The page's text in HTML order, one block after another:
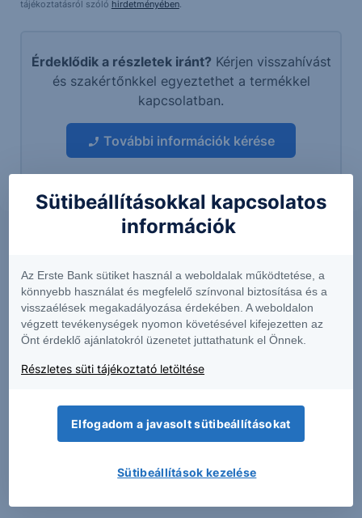
tájékoztatásról szóló hirdetményében.
Érdeklődik a részletek iránt? Kérjen visszahívást
és szakértőnkkel egyeztethet a termékkel
kapcsolatban.
További információk kérése
MTel: Változatlan második negyedéves
Sütibeállításokkal kapcsolatos
információk
Az Erste Bank sütiket használ a weboldalak működtetése, a
könnyebb használat és megfelelő színvonal biztosítása és a
visszaélések megakadályozása érdekében. A weboldalon
végzett tevékenységek nyomon követésével kifejezetten az
Önt érdeklő ajánlatokról üzenetet juttathatunk el Önnek.
Részletes süti tájékoztató letöltése
Elfogadom a javasolt sütibeállításokat
Sütibeállítások kezelése